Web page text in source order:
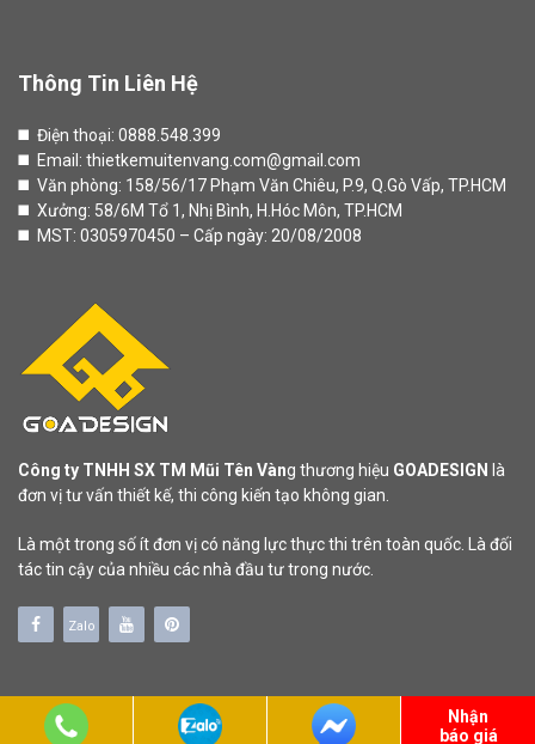
Thông Tin Liên Hệ
◼️ Điện thoại: 0888.548.399
◼️ Email: thietkemuitenvang.com@gmail.com
◼️ Văn phòng: 158/56/17 Phạm Văn Chiêu, P.9, Q.Gò Vấp, TP.HCM
◼️ Xưởng: 58/6M Tổ 1, Nhị Bình, H.Hóc Môn, TP.HCM
◼️ MST: 0305970450 – Cấp ngày: 20/08/2008
Công ty TNHH SX TM Mũi Tên Vàng thương hiệu GOADESIGN là
đơn vị tư vấn thiết kế, thi công kiến tạo không gian.
Là một trong số ít đơn vị có năng lực thực thi trên toàn quốc. Là đối
tác tin cậy của nhiều các nhà đầu tư trong nước.
Zalo
Nhận
báo giá